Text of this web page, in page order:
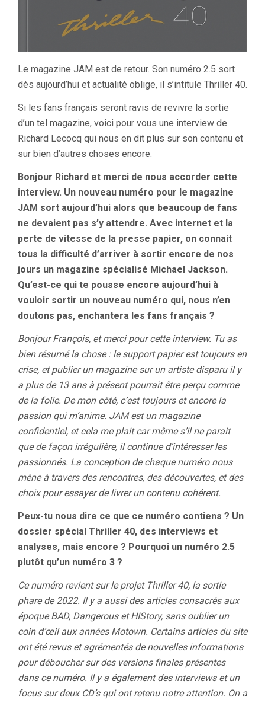
Le magazine JAM est de retour. Son numéro 2.5 sort
dès aujourd’hui et actualité oblige, il s’intitule Thriller 40.
Si les fans français seront ravis de revivre la sortie
d’un tel magazine, voici pour vous une interview de
Richard Lecocq qui nous en dit plus sur son contenu et
sur bien d’autres choses encore.
Bonjour Richard et merci de nous accorder cette
interview. Un nouveau numéro pour le magazine
JAM sort aujourd’hui alors que beaucoup de fans
ne devaient pas s’y attendre. Avec internet et la
perte de vitesse de la presse papier, on connait
tous la difficulté d’arriver à sortir encore de nos
jours un magazine spécialisé Michael Jackson.
Qu’est-ce qui te pousse encore aujourd’hui à
vouloir sortir un nouveau numéro qui, nous n’en
doutons pas, enchantera les fans français ?
Bonjour François, et merci pour cette interview. Tu as
bien résumé la chose : le support papier est toujours en
crise, et publier un magazine sur un artiste disparu il y
a plus de 13 ans à présent pourrait être perçu comme
de la folie. De mon côté, c’est toujours et encore la
passion qui m’anime. JAM est un magazine
confidentiel, et cela me plait car même s’il ne parait
que de façon irrégulière, il continue d’intéresser les
passionnés. La conception de chaque numéro nous
mène à travers des rencontres, des découvertes, et des
choix pour essayer de livrer un contenu cohérent.
Peux-tu nous dire ce que ce numéro contiens ? Un
dossier spécial Thriller 40, des interviews et
analyses, mais encore ? Pourquoi un numéro 2.5
plutôt qu’un numéro 3 ?
Ce numéro revient sur le projet Thriller 40, la sortie
phare de 2022. Il y a aussi des articles consacrés aux
époque BAD, Dangerous et HIStory, sans oublier un
coin d’œil aux années Motown. Certains articles du site
ont été revus et agrémentés de nouvelles informations
pour déboucher sur des versions finales présentes
dans ce numéro. Il y a également des interviews et un
focus sur deux CD’s qui ont retenu notre attention. On a